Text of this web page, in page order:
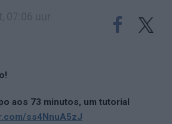
aos 73 minutos, um tutorial
ss4NnuA5zJ